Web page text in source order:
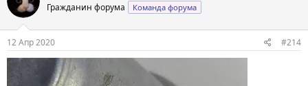
Гражданин форума Команда форума
12 Апр 2020 #214